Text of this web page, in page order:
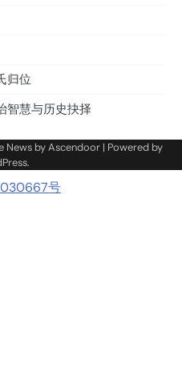
归位
智慧与历史抉择
News byAscendoor| Powered by
.
号